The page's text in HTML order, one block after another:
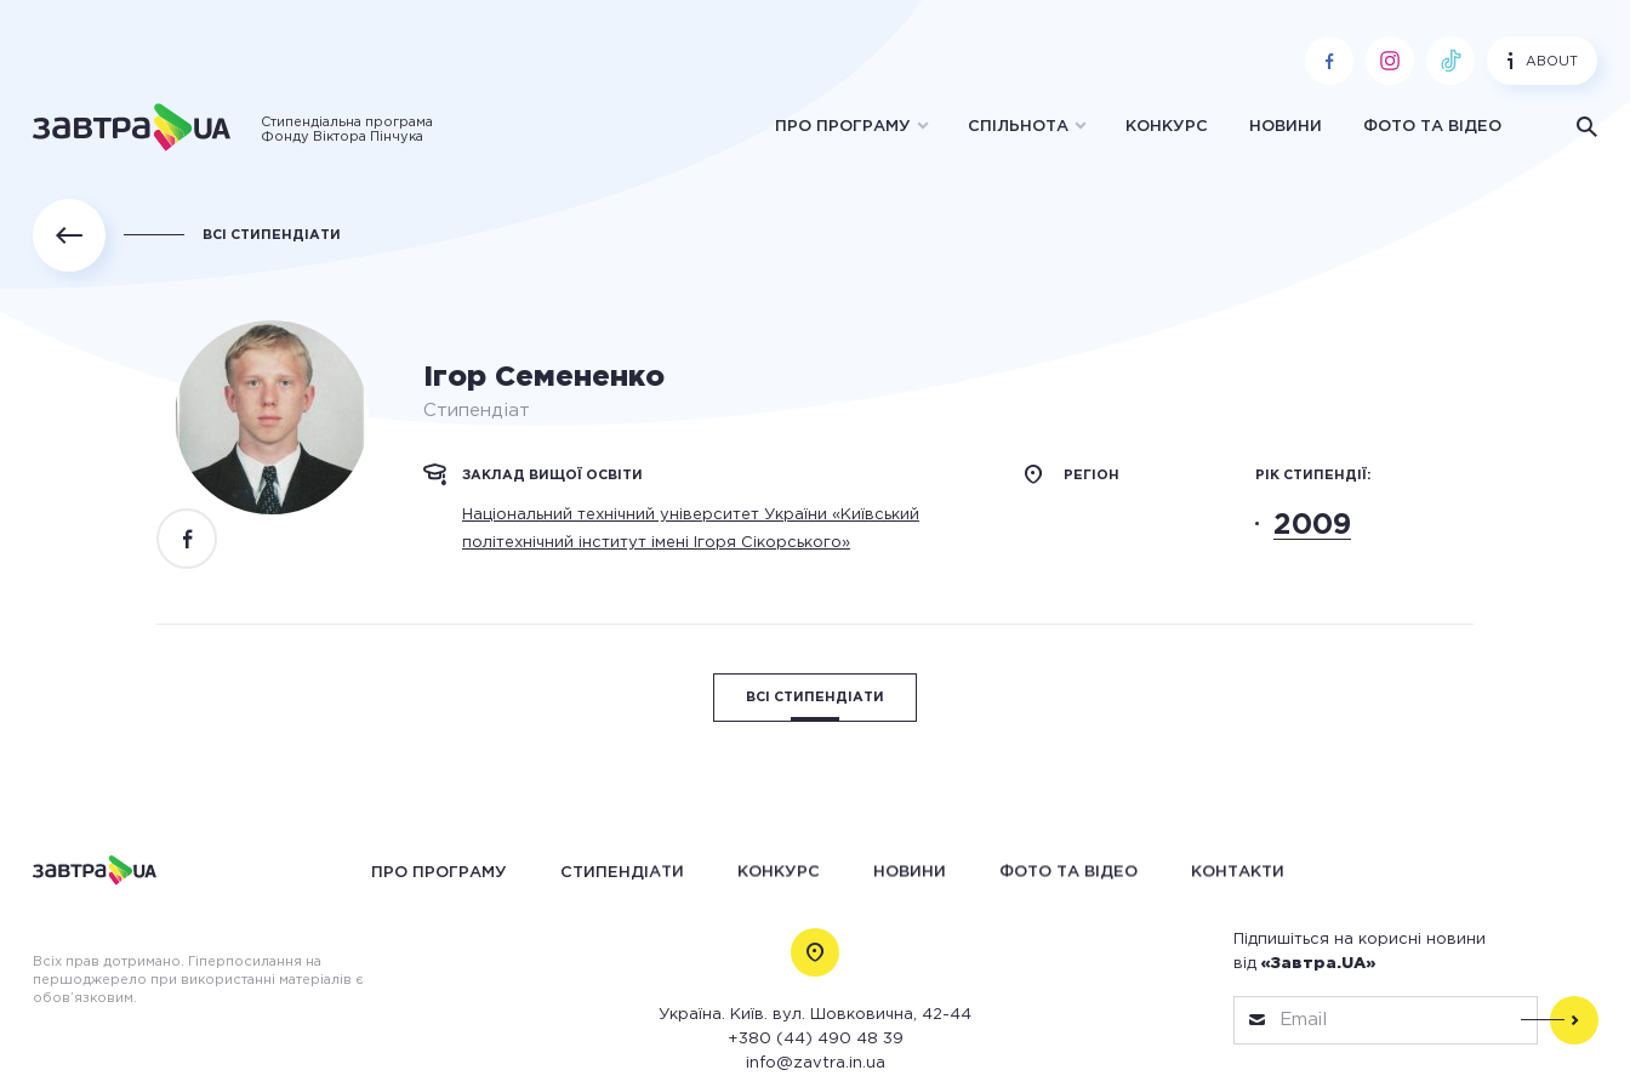
ABOUT
Стипендіальна програма
Фонду Віктора Пінчука
ПРО ПРОГРАМУ СПІЛЬНОТА КОНКУРС НОВИНИ ФОТО ТА ВІДЕО
ВСІ СТИПЕНДІАТИ
Ігор Семененко
Стипендіат
ЗАКЛАД ВИЩОЇ ОСВІТИ
Національний технічний університет України «Київський
політехнічний інститут імені Ігоря Сікорського»
РЕГІОН РІК СТИПЕНДІЇ:
2009
ВСІ СТИПЕНДІАТИ
ПРО ПРОГРАМУ СТИПЕНДІАТИ КОНКУРС НОВИНИ ФОТО ТА ВІДЕО КОНТАКТИ
Всіх прав дотримано. Гіперпосилання на
першоджерело при використанні матеріалів є
обов’язковим.
Україна. Київ. вул. Шовковична, 42-44
+380 (44) 490 48 39
info@zavtra.in.ua
Підпишіться на корисні новини
від «Завтра.UA»